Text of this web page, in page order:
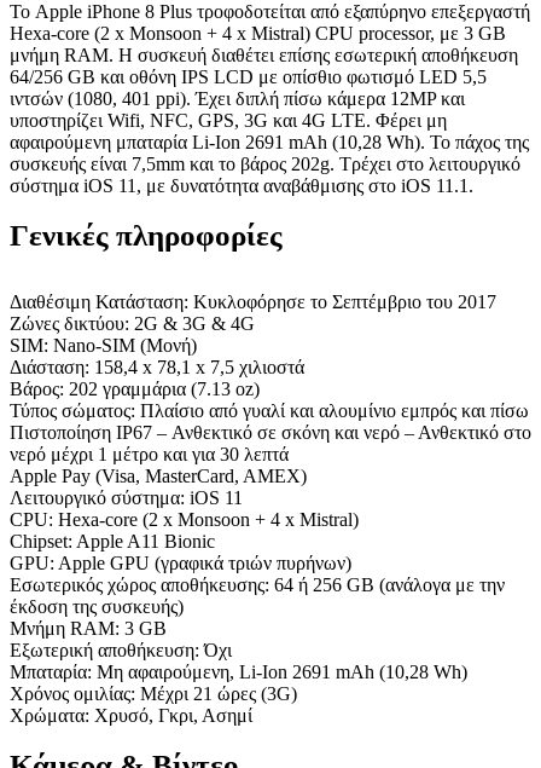
Το Apple iPhone 8 Plus τροφοδοτείται από εξαπύρηνο επεξεργαστή
Hexa-core (2 x Monsoon + 4 x Mistral) CPU processor, με 3 GB
μνήμη RAM. Η συσκευή διαθέτει επίσης εσωτερική αποθήκευση
64/256 GB και οθόνη IPS LCD με οπίσθιο φωτισμό LED 5,5
ιντσών (1080, 401 ppi). Έχει διπλή πίσω κάμερα 12MP και
υποστηρίζει Wifi, NFC, GPS, 3G και 4G LTE. Φέρει μη
αφαιρούμενη μπαταρία Li-Ion 2691 mAh (10,28 Wh). Το πάχος της
συσκευής είναι 7,5mm και το βάρος 202g. Τρέχει στο λειτουργικό
σύστημα iOS 11, με δυνατότητα αναβάθμισης στο iOS 11.1.
Γενικές πληροφορίες
Διαθέσιμη Κατάσταση: Κυκλοφόρησε το Σεπτέμβριο του 2017
Ζώνες δικτύου: 2G & 3G & 4G
SIM: Nano-SIM (Μονή)
Διάσταση: 158,4 x 78,1 x 7,5 χιλιοστά
Βάρος: 202 γραμμάρια (7.13 oz)
Τύπος σώματος: Πλαίσιο από γυαλί και αλουμίνιο εμπρός και πίσω
Πιστοποίηση IP67 – Ανθεκτικό σε σκόνη και νερό – Ανθεκτικό στο
νερό μέχρι 1 μέτρο και για 30 λεπτά
Apple Pay (Visa, MasterCard, AMEX)
Λειτουργικό σύστημα: iOS 11
CPU: Hexa-core (2 x Monsoon + 4 x Mistral)
Chipset: Apple A11 Bionic
GPU: Apple GPU (γραφικά τριών πυρήνων)
Εσωτερικός χώρος αποθήκευσης: 64 ή 256 GB (ανάλογα με την
έκδοση της συσκευής)
Μνήμη RAM: 3 GB
Εξωτερική αποθήκευση: Όχι
Μπαταρία: Μη αφαιρούμενη, Li-Ion 2691 mAh (10,28 Wh)
Χρόνος ομιλίας: Μέχρι 21 ώρες (3G)
Χρώματα: Χρυσό, Γκρι, Ασημί